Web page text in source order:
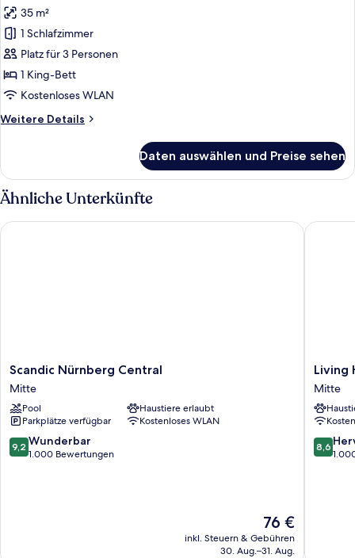
für
Deluxe-
Apartment,
1
Schlafzimmer
35 m²
1 Schlafzimmer
Platz für 3 Personen
1 King-Bett
Kostenloses WLAN
Weitere Details
Weitere
Apartment,
1
Schlafzimmer
Daten auswählen und Preise sehen
Ähnliche Unterkünfte
Scandic
Nürnberg
Central
Mitte
Scandic Nürnberg Central
Mitte
Pool
Haustiere erlaubt
Parkplätze verfügbar
Kostenloses WLAN
9.2
von
9,2 Wunderbar
1.000 Bewertungen
Der
Preis
beträgt
76 €
inkl. Steuern & Gebühren
30. Aug.–31. Aug.
Scandic Nürnberg Central
Living
Hotel
Mitte
Living
Mitte
8.6
von
8,6
Living